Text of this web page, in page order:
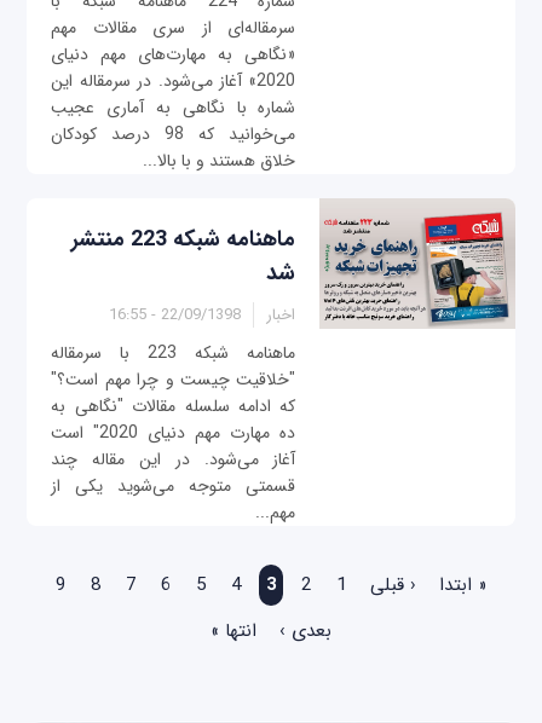
سرمقاله‌ای‌ از سری مقالات مهم
«نگاهى به مهارت‌هاى مهم دنیاى
2020» آغاز می‌شود. در سرمقاله این
شماره با نگاهی به آماری عجیب
می‌خوانید که 98 درصد کودکان
خلاق هستند و با بالا...
ماهنامه شبکه 223 منتشر
شد
اخبار 22/09/1398 - 16:55
ماهنامه شبکه 223 با سرمقاله
"خلاقیت چیست و چرا مهم است؟"
که ادامه سلسله مقالات "نگاهى به
ده مهارت مهم دنیاى 2020" است
آغاز می‌شود. در این مقاله چند
قسمتی متوجه می‌شوید یکی از
مهم‌...
« ابتدا ‹ قبلی 1
2
3
4
5
6
7
8
9
بعدی ›
انتها »